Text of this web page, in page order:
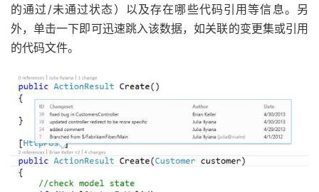
的通过/未通过状态）以及存在哪些代码引用等信息。另
外，单击一下即可迅速跳入该数据，如关联的变更集或引用
的代码文件。